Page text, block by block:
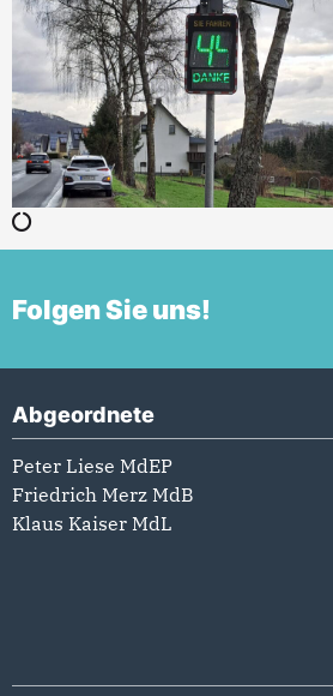
Folgen Sie uns!
Abgeordnete
Peter Liese MdEP
Friedrich Merz MdB
Klaus Kaiser MdL